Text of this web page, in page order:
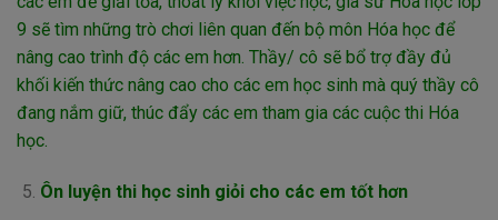
9 sẽ tìm những trò chơi liên quan đến bộ môn Hóa học để
nâng cao trình độ các em hơn. Thầy/ cô sẽ bổ trợ đầy đủ
khối kiến thức nâng cao cho các em học sinh mà quý thầy cô
đang nắm giữ, thúc đẩy các em tham gia các cuộc thi Hóa
học.
Ôn luyện thi học sinh giỏi cho các em tốt hơn